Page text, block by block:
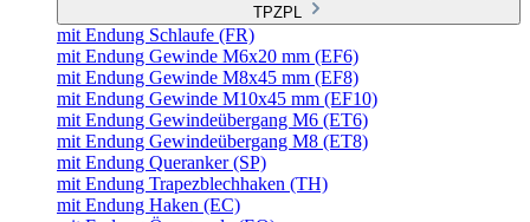
TPZPL
mit Endung Schlaufe (FR)
mit Endung Gewinde M6x20 mm (EF6)
mit Endung Gewinde M8x45 mm (EF8)
mit Endung Gewinde M10x45 mm (EF10)
mit Endung Gewindeübergang M6 (ET6)
mit Endung Gewindeübergang M8 (ET8)
mit Endung Queranker (SP)
mit Endung Trapezblechhaken (TH)
mit Endung Haken (EC)